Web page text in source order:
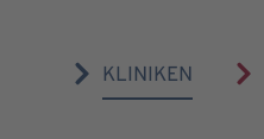
KLINIKEN